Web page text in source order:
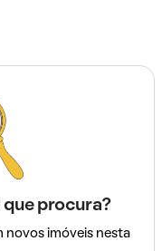
que procura?
novos imóveis nesta